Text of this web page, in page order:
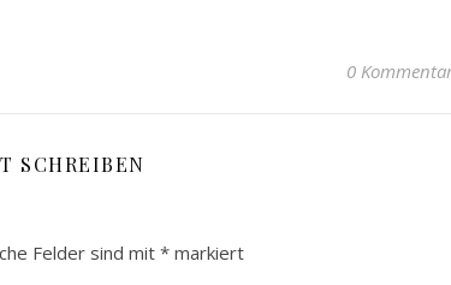
0
SCHREIBEN
Felder sind mit* markiert